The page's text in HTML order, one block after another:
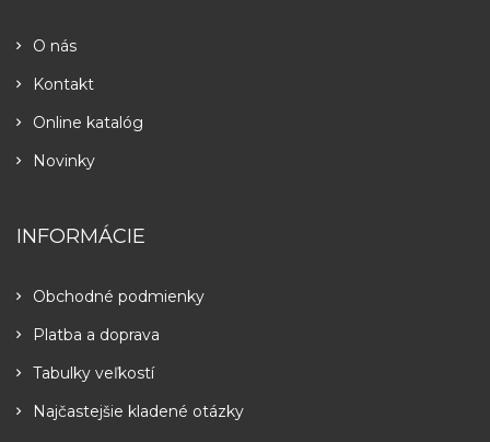
O nás
Kontakt
Online katalóg
Novinky
INFORMÁCIE
Obchodné podmienky
Platba a doprava
Tabulky veľkostí
Najčastejšie kladené otázky